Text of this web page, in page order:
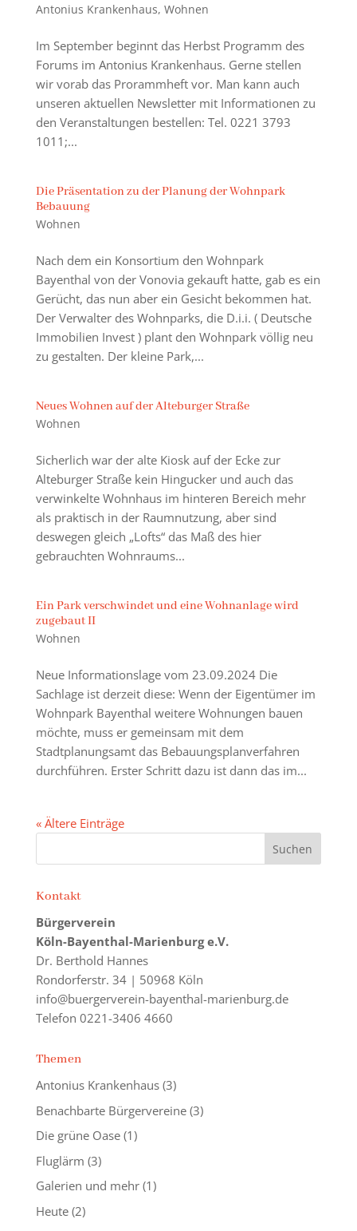
Antonius Krankenhaus, Wohnen
Im September beginnt das Herbst Programm des
Forums im Antonius Krankenhaus. Gerne stellen
wir vorab das Prorammheft vor. Man kann auch
unseren aktuellen Newsletter mit Informationen zu
den Veranstaltungen bestellen: Tel. 0221 3793
1011;...
Die Präsentation zu der Planung der Wohnpark
Bebauung
Wohnen
Nach dem ein Konsortium den Wohnpark
Bayenthal von der Vonovia gekauft hatte, gab es ein
Gerücht, das nun aber ein Gesicht bekommen hat.
Der Verwalter des Wohnparks, die D.i.i. ( Deutsche
Immobilien Invest ) plant den Wohnpark völlig neu
zu gestalten. Der kleine Park,...
Neues Wohnen auf der Alteburger Straße
Wohnen
Sicherlich war der alte Kiosk auf der Ecke zur
Alteburger Straße kein Hingucker und auch das
verwinkelte Wohnhaus im hinteren Bereich mehr
als praktisch in der Raumnutzung, aber sind
deswegen gleich „Lofts“ das Maß des hier
gebrauchten Wohnraums...
Ein Park verschwindet und eine Wohnanlage wird
zugebaut II
Wohnen
Neue Informationslage vom 23.09.2024 Die
Sachlage ist derzeit diese: Wenn der Eigentümer im
Wohnpark Bayenthal weitere Wohnungen bauen
möchte, muss er gemeinsam mit dem
Stadtplanungsamt das Bebauungsplanverfahren
durchführen. Erster Schritt dazu ist dann das im...
« Ältere Einträge
Kontakt
Bürgerverein
Köln-Bayenthal-Marienburg e.V.
Dr. Berthold Hannes
Rondorferstr. 34 | 50968 Köln
info@buergerverein-bayenthal-marienburg.de
Telefon 0221-3406 4660
Themen
Antonius Krankenhaus(3)
Benachbarte Bürgervereine(3)
Die grüne Oase(1)
Fluglärm (3)
Galerien und mehr(1)
Heute(2)